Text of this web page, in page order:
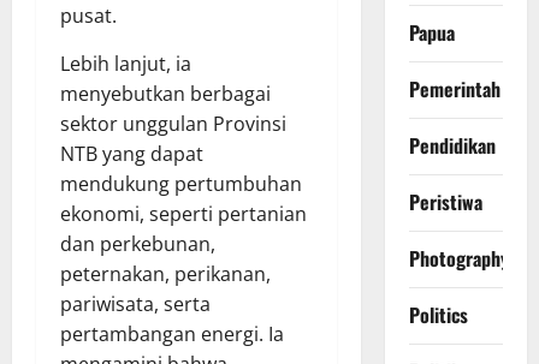
pusat.
Lebih lanjut, ia
menyebutkan berbagai
sektor unggulan Provinsi
NTB yang dapat
mendukung pertumbuhan
ekonomi, seperti pertanian
dan perkebunan,
peternakan, perikanan,
pariwisata, serta
pertambangan energi. Ia
Papua
Pemerintah
Pendidikan
Peristiwa
Photography
Politics